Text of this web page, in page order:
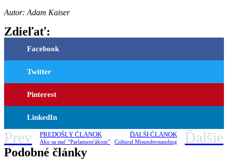
Autor: Adam Kaiser
Zdieľať:
Facebook
Twitter
Pinterest
LinkedIn
Prev PREDOŠLÝ ČLÁNOK
Ako sa stať “Parlamenťákom”
ĎALŠÍ ČLÁNOK
Cultural Misunderstanding Ďalšie
Podobné články